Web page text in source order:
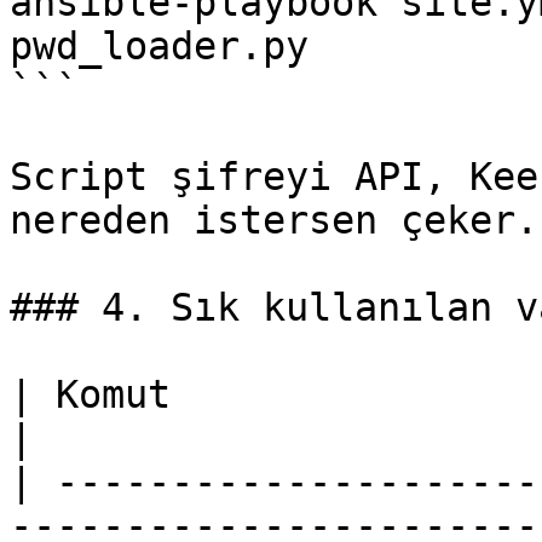
pwd_loader.py
```
Script şifreyi API,
nereden istersen çeker.
### 4. Sık kullanılan
| Komut
|